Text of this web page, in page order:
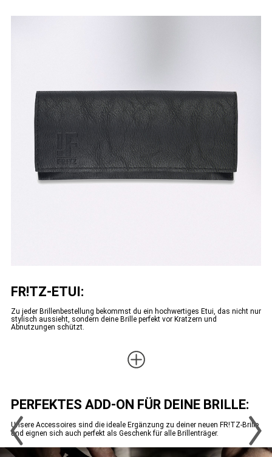
FR!TZ-ETUI:
Zu jeder Brillenbestellung bekommst du ein hochwertiges Etui, das nicht nur
stylisch aussieht, sondern deine Brille perfekt vor Kratzern und
Abnutzungen schützt.
PERFEKTES ADD-ON FÜR DEINE BRILLE:
Unsere Accessoires sind die ideale Ergänzung zu deiner neuen FR!TZ-Brille
und eignen sich auch perfekt als Geschenk für alle Brillenträger.